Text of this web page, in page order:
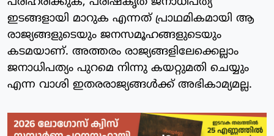
ഇടങ്ങളായി മാറുക എന്നത് പ്രാഥമികമായി ആ
രാജ്യങ്ങളുടെയും ജനസമൂഹങ്ങളുടെയും
കടമയാണ്. അത്തരം രാജ്യങ്ങളിലേക്കെല്ലാം
ജനാധിപത്യം പുറമെ നിന്നു കയറ്റുമതി ചെയ്യും
എന്ന വാശി ഇതരരാജ്യങ്ങൾക്ക് അഭികാമ്യമല്ല.